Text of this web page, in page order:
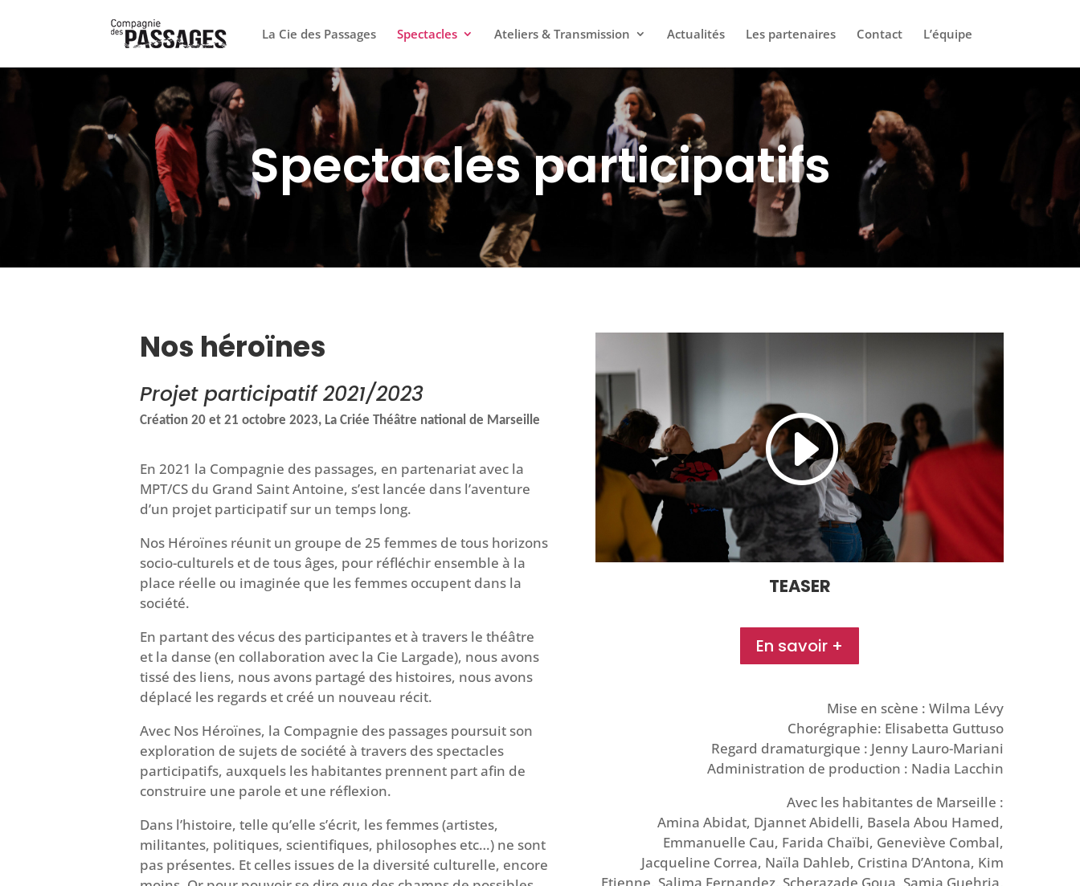
La Cie des Passages Spectacles Ateliers & Transmission Actualités Les partenaires Contact L’équipe
Spectacles participatifs
Nos héroïnes
Projet participatif 2021/2023
Création 20 et 21 octobre 2023, La Criée Théâtre national de Marseille
En 2021 la Compagnie des passages, en partenariat avec la
MPT/CS du Grand Saint Antoine, s’est lancée dans l’aventure
d’un projet participatif sur un temps long.
Nos Héroïnes réunit un groupe de 25 femmes de tous horizons
socio-culturels et de tous âges, pour réfléchir ensemble à la
place réelle ou imaginée que les femmes occupent dans la
société.
En partant des vécus des participantes et à travers le théâtre
et la danse (en collaboration avec la Cie Largade), nous avons
tissé des liens, nous avons partagé des histoires, nous avons
déplacé les regards et créé un nouveau récit.
Avec Nos Héroïnes, la Compagnie des passages poursuit son
exploration de sujets de société à travers des spectacles
participatifs, auxquels les habitantes prennent part afin de
construire une parole et une réflexion.
Dans l’histoire, telle qu’elle s’écrit, les femmes (artistes,
militantes, politiques, scientifiques, philosophes etc…) ne sont
pas présentes. Et celles issues de la diversité culturelle, encore
TEASER
En savoir +
Mise en scène : Wilma Lévy
Chorégraphie: Elisabetta Guttuso
Regard dramaturgique : Jenny Lauro-Mariani
Administration de production : Nadia Lacchin
Avec les habitantes de Marseille :
Amina Abidat, Djannet Abidelli, Basela Abou Hamed,
Emmanuelle Cau, Farida Chaïbi, Geneviève Combal,
Jacqueline Correa, Naïla Dahleb, Cristina D’Antona, Kim